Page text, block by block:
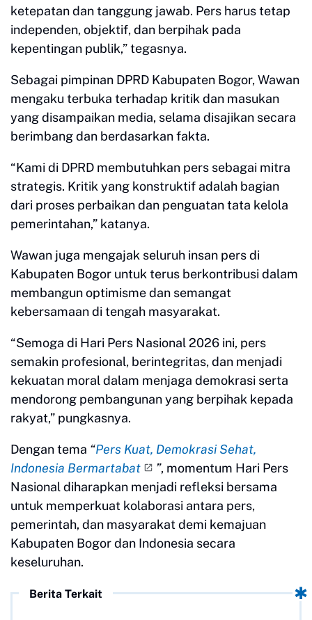
ketepatan dan tanggung jawab. Pers harus tetap
independen, objektif, dan berpihak pada
kepentingan publik,” tegasnya.
Sebagai pimpinan DPRD Kabupaten Bogor, Wawan
mengaku terbuka terhadap kritik dan masukan
yang disampaikan media, selama disajikan secara
berimbang dan berdasarkan fakta.
“Kami di DPRD membutuhkan pers sebagai mitra
strategis. Kritik yang konstruktif adalah bagian
dari proses perbaikan dan penguatan tata kelola
pemerintahan,” katanya.
Wawan juga mengajak seluruh insan pers di
Kabupaten Bogor untuk terus berkontribusi dalam
membangun optimisme dan semangat
kebersamaan di tengah masyarakat.
“Semoga di Hari Pers Nasional 2026 ini, pers
semakin profesional, berintegritas, dan menjadi
kekuatan moral dalam menjaga demokrasi serta
mendorong pembangunan yang berpihak kepada
rakyat,” pungkasnya.
Dengan tema “Pers Kuat, Demokrasi Sehat,
Indonesia Bermartabat
”, momentum Hari Pers
Nasional diharapkan menjadi refleksi bersama
untuk memperkuat kolaborasi antara pers,
pemerintah, dan masyarakat demi kemajuan
Kabupaten Bogor dan Indonesia secara
keseluruhan.
Berita Terkait